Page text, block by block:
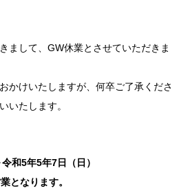
まして、GW休業とさせていただきま
かけいたしますが、何卒ご了承くださ
いたします。
和5年5年7日（日）
となります。